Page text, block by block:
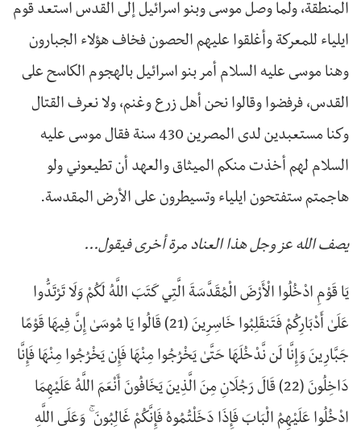
المنطقة، ولما وصل موسى وبنو اسرائيل إلى القدس استعد قوم
ايلياء للمعركة وأغلقوا عليهم الحصون فخاف هؤلاء الجبارون
وهنا موسى عليه السلام أمر بنو اسرائيل بالهجوم الكاسح على
القدس، فرفضوا وقالوا نحن أهل زرع وغنم، ولا نعرف القتال
وكنا مستعبدين لدى المصرين 430 سنة فقال موسى عليه
السلام لهم أخذت منكم الميثاق والعهد أن تطيعوني ولو
هاجمتم ستفتحون ايلياء وتسيطرون على الأرض المقدسة.
يصف الله عز وجل هذا العناد مرة أخرى فيقول...
يَا قَوْمِ ادْخُلُوا الْأَرْضَ الْمُقَدَّسَةَ الَّتِي كَتَبَ اللَّهُ لَكُمْ وَلَا تَرْتَدُّوا
عَلَىٰ أَدْبَارِكُمْ فَتَنقَلِبُوا خَاسِرِينَ (21) قَالُوا يَا مُوسَىٰ إِنَّ فِيهَا قَوْمًا
جَبَّارِينَ وَإِنَّا لَن نَّدْخُلَهَا حَتَّىٰ يَخْرُجُوا مِنْهَا فَإِن يَخْرُجُوا مِنْهَا فَإِنَّا
دَاخِلُونَ (22) قَالَ رَجُلَانِ مِنَ الَّذِينَ يَخَافُونَ أَنْعَمَ اللَّهُ عَلَيْهِمَا
ادْخُلُوا عَلَيْهِمُ الْبَابَ فَإِذَا دَخَلْتُمُوهُ فَإِنَّكُمْ غَالِبُونَ ۚ وَعَلَى اللَّهِ